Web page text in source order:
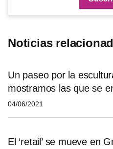
Noticias
Un paseo por la
mostramos las que se
04/06/2021
El ‘retail’ se mueve en